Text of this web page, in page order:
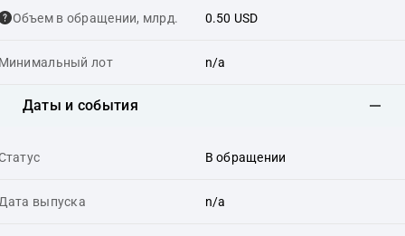
Объем в обращении, млрд. 0.50 USD
лот n/a
Даты и события
В обращении
выпуска n/a